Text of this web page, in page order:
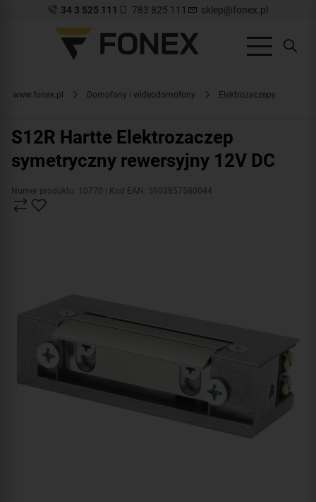
34 3 525 111 783 825 111 sklep@fonex.pl
www.fonex.pl Domofony i wideodomofony Elektrozaczepy
S12R Hartte Elektrozaczep
symetryczny rewersyjny 12V DC
Numer produktu: 10770 | Kod EAN: 5903857580044